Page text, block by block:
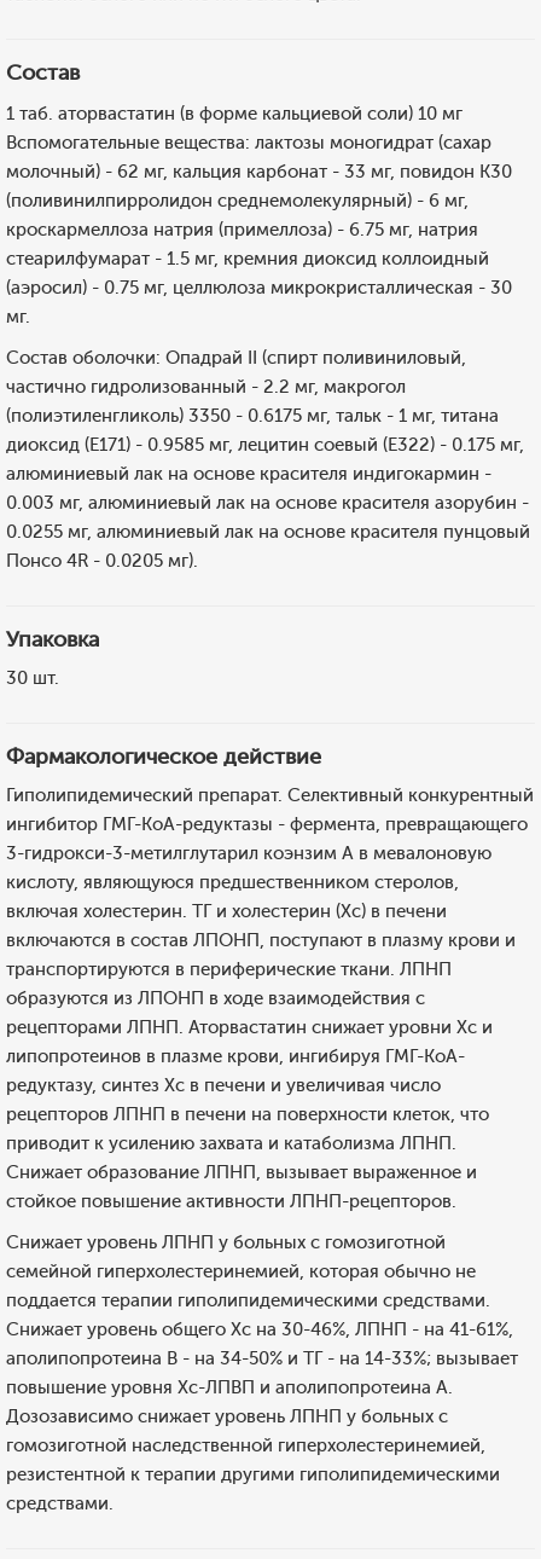
Состав
1 таб. аторвастатин (в форме кальциевой соли) 10 мг
Вспомогательные вещества: лактозы моногидрат (сахар
молочный) - 62 мг, кальция карбонат - 33 мг, повидон К30
(поливинилпирролидон среднемолекулярный) - 6 мг,
кроскармеллоза натрия (примеллоза) - 6.75 мг, натрия
стеарилфумарат - 1.5 мг, кремния диоксид коллоидный
(аэросил) - 0.75 мг, целлюлоза микрокристаллическая - 30
мг.
Состав оболочки: Опадрай II (спирт поливиниловый,
частично гидролизованный - 2.2 мг, макрогол
(полиэтиленгликоль) 3350 - 0.6175 мг, тальк - 1 мг, титана
диоксид (E171) - 0.9585 мг, лецитин соевый (E322) - 0.175 мг,
алюминиевый лак на основе красителя индигокармин -
0.003 мг, алюминиевый лак на основе красителя азорубин -
0.0255 мг, алюминиевый лак на основе красителя пунцовый
Понсо 4R - 0.0205 мг).
Упаковка
30 шт.
Фармакологическое действие
Гиполипидемический препарат. Селективный конкурентный
ингибитор ГМГ-КоА-редуктазы - фермента, превращающего
3-гидрокси-3-метилглутарил коэнзим А в мевалоновую
кислоту, являющуюся предшественником стеролов,
включая холестерин. ТГ и холестерин (Хс) в печени
включаются в состав ЛПОНП, поступают в плазму крови и
транспортируются в периферические ткани. ЛПНП
образуются из ЛПОНП в ходе взаимодействия с
рецепторами ЛПНП. Аторвастатин снижает уровни Хс и
липопротеинов в плазме крови, ингибируя ГМГ-КоА-
редуктазу, синтез Хс в печени и увеличивая число
рецепторов ЛПНП в печени на поверхности клеток, что
приводит к усилению захвата и катаболизма ЛПНП.
Снижает образование ЛПНП, вызывает выраженное и
стойкое повышение активности ЛПНП-рецепторов.
Снижает уровень ЛПНП у больных с гомозиготной
семейной гиперхолестеринемией, которая обычно не
поддается терапии гиполипидемическими средствами.
Снижает уровень общего Хс на 30-46%, ЛПНП - на 41-61%,
аполипопротеина В - на 34-50% и ТГ - на 14-33%; вызывает
повышение уровня Хс-ЛПВП и аполипопротеина А.
Дозозависимо снижает уровень ЛПНП у больных с
гомозиготной наследственной гиперхолестеринемией,
резистентной к терапии другими гиполипидемическими
средствами.